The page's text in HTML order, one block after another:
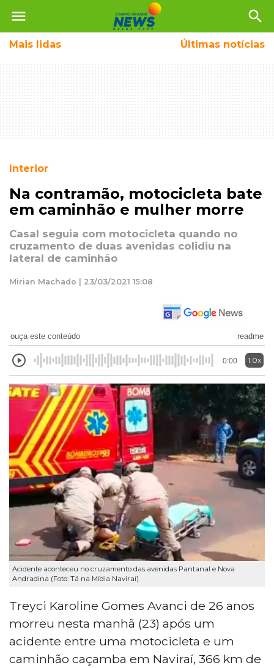
menu search
Mais lidas Últimas notícias
Interior
Na contramão, motocicleta bate
em caminhão e mulher morre
Casal seguia com motocicleta quando no
cruzamento de duas avenidas colidiu na
lateral de caminhão
Mirian Machado | 23/03/2021 15:08
ouça este conteúdo readme
0:00 1.0x
Acidente aconteceu no cruzamento das avenidas Pantanal e Nova
Andradina (Foto: Tá na Mídia Naviraí)
Treyci Karoline Gomes Avanci de 26 anos
morreu nesta manhã (23) após um
acidente entre uma motocicleta e um
caminhão caçamba em Naviraí, 366 km de